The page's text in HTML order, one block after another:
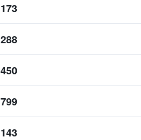
173 ﷼
288 ﷼
450 ﷼
799 ﷼
143 ﷼